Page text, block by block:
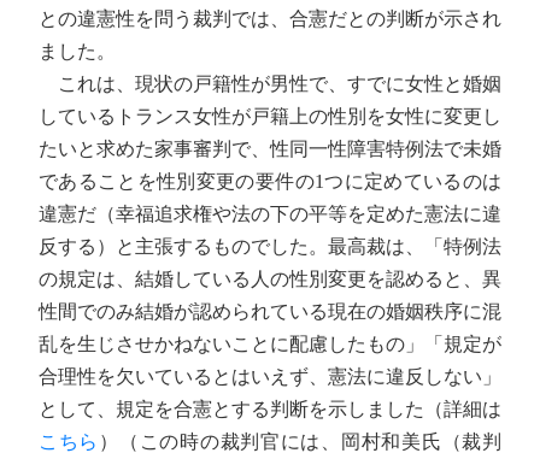
との違憲性を問う裁判では、合憲だとの判断が示され
ました。
これは、現状の戸籍性が男性で、すでに女性と婚姻
しているトランス女性が戸籍上の性別を女性に変更し
たいと求めた家事審判で、性同一性障害特例法で未婚
であることを性別変更の要件の1つに定めているのは
違憲だ（幸福追求権や法の下の平等を定めた憲法に違
反する）と主張するものでした。最高裁は、「特例法
の規定は、結婚している人の性別変更を認めると、異
性間でのみ結婚が認められている現在の婚姻秩序に混
乱を生じさせかねないことに配慮したもの」「規定が
合理性を欠いているとはいえず、憲法に違反しない」
として、規定を合憲とする判断を示しました（詳細は
こちら ）（この時の裁判官には、岡村和美氏（裁判